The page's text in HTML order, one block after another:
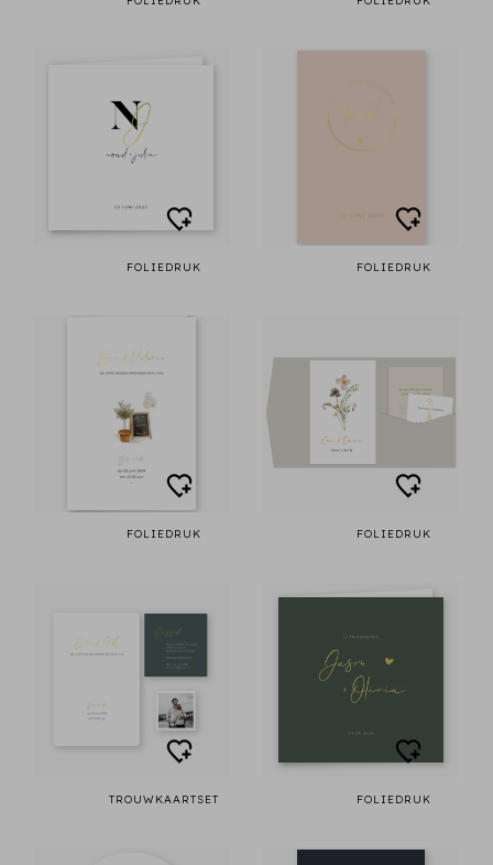
FOLIEDRUK FOLIEDRUK
FOLIEDRUK FOLIEDRUK
TROUWKAARTSET FOLIEDRUK